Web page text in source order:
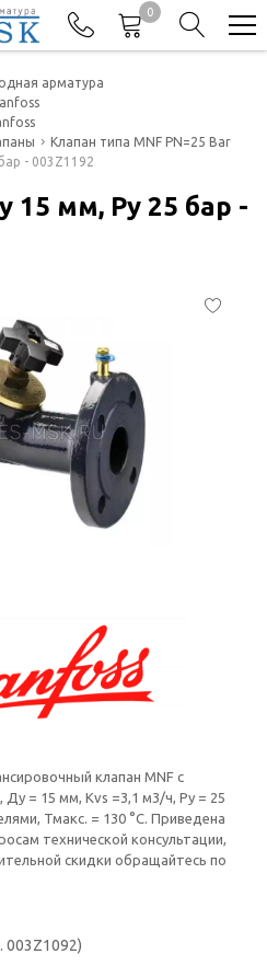
0
арматура
Клапан типа MNF PN=25 Bar
- 003Z1192
15 мм, Ру 25 бар -
клапан MNF с
= 15 мм, Kvs =3,1 м3/ч, Ру = 25
Тмакс. = 130 °С. Приведена
технической консультации,
скидки обращайтесь по
003Z1092)